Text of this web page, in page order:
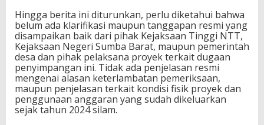
Hingga berita ini diturunkan, perlu diketahui bahwa
belum ada klarifikasi maupun tanggapan resmi yang
disampaikan baik dari pihak Kejaksaan Tinggi NTT,
Kejaksaan Negeri Sumba Barat, maupun pemerintah
desa dan pihak pelaksana proyek terkait dugaan
penyimpangan ini. Tidak ada penjelasan resmi
mengenai alasan keterlambatan pemeriksaan,
maupun penjelasan terkait kondisi fisik proyek dan
penggunaan anggaran yang sudah dikeluarkan
sejak tahun 2024 silam.